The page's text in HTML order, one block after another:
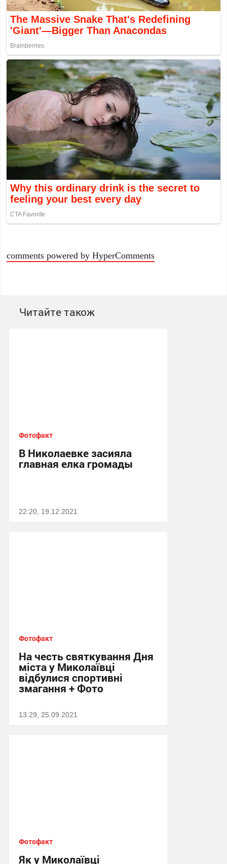
comments powered by HyperComments
Читайте також
Фотофакт
В Николаевке засияла
главная елка громады
22:20, 19.12.2021
Фотофакт
На честь святкування Дня
міста у Миколаївці
відбулися спортивні
змагання + Фото
13:29, 25.09.2021
Фотофакт
Як у Миколаївці